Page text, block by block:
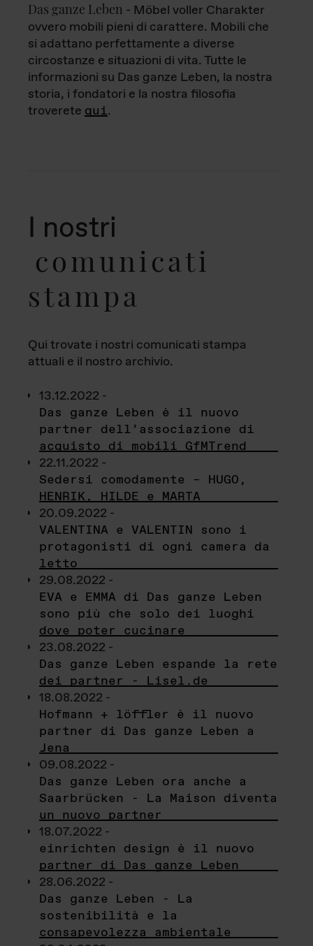
Das ganze Leben - Möbel voller Charakter
ovvero mobili pieni di carattere. Mobili che
si adattano perfettamente a diverse
circostanze e situazioni di vita. Tutte le
informazioni su Das ganze Leben, la nostra
storia, i fondatori e la nostra filosofia
troverete qui.
I nostri
comunicati
stampa
Qui trovate i nostri comunicati stampa
attuali e il nostro archivio.
13.12.2022 -
Das ganze Leben è il nuovo
partner dell’associazione di
acquisto di mobili GfMTrend
22.11.2022 -
Sedersi comodamente – HUGO,
HENRIK, HILDE e MARTA
20.09.2022 -
VALENTINA e VALENTIN sono i
protagonisti di ogni camera da
letto
29.08.2022 -
EVA e EMMA di Das ganze Leben
sono più che solo dei luoghi
dove poter cucinare
23.08.2022 -
Das ganze Leben espande la rete
dei partner - Lisel.de
18.08.2022 -
Hofmann + löffler è il nuovo
partner di Das ganze Leben a
Jena
09.08.2022 -
Das ganze Leben ora anche a
Saarbrücken - La Maison diventa
un nuovo partner
18.07.2022 -
einrichten design è il nuovo
partner di Das ganze Leben
28.06.2022 -
Das ganze Leben - La
sostenibilità e la
consapevolezza ambientale